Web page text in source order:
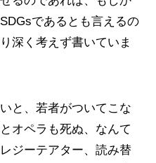
であるとも言えるの
深く考えず書いていま
と、若者がついてこな
オペラも死ぬ、なんて
ジーテアター、読み替